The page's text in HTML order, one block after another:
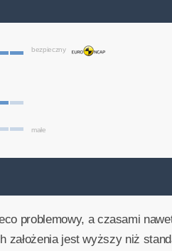
bezpieczny
małe
problemowy, a czasami
jest wyższy niż